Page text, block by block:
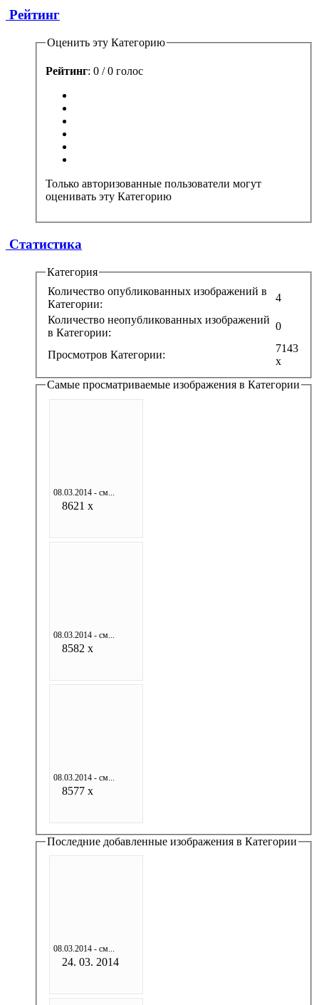
Рейтинг
Оценить эту Категорию
Рейтинг: 0 / 0 голос
Только авторизованные пользователи могут
оценивать эту Категорию
Статистика
Категория
Количество опубликованных изображений в
Категории:
4
Количество неопубликованных изображений
в Категории:
0
Просмотров Категории:
7143
x
Самые просматриваемые изображения в Категории
08.03.2014 - см...
8621 x
08.03.2014 - см...
8582 x
08.03.2014 - см...
8577 x
Последние добавленные изображения в Категории
08.03.2014 - см...
24. 03. 2014